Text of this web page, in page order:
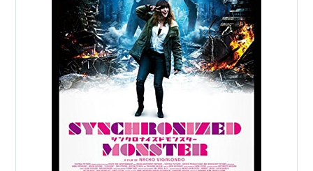
午前7時35分（2003）＜未＞ 監督